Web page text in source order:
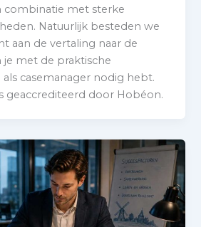
combinatie met sterke
Natuurlijk besteden we
aan de vertaling naar de
je met de praktische
casemanager nodig hebt.
geaccrediteerd door Hobéon.